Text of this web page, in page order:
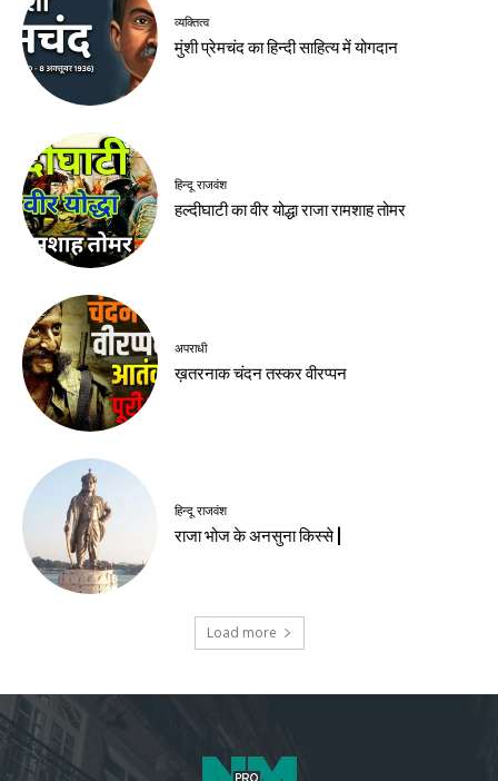
व्यक्तित्व
मुंशी प्रेमचंद का हिन्दी साहित्य में योगदान
हिन्दू राजवंश
हल्दीघाटी का वीर योद्धा राजा रामशाह तोमर
अपराधी
ख़तरनाक चंदन तस्कर वीरप्पन
हिन्दू राजवंश
राजा भोज के अनसुना किस्से |
Load more